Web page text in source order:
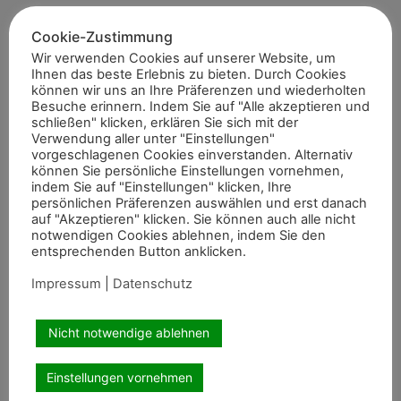
Artikel teilen
Empfohlene Artikel
Internationale Top-Platzierungen fürs
Rheinland
Auch abseits der großen Championate waren die Reiterinnen
Cookie-Zustimmung
Wir verwenden Cookies auf unserer Website, um
Ihnen das beste Erlebnis zu bieten. Durch Cookies
können wir uns an Ihre Präferenzen und wiederholten
Besuche erinnern. Indem Sie auf "Alle akzeptieren und
schließen" klicken, erklären Sie sich mit der
Verwendung aller unter "Einstellungen"
vorgeschlagenen Cookies einverstanden. Alternativ
können Sie persönliche Einstellungen vornehmen,
indem Sie auf "Einstellungen" klicken, Ihre
persönlichen Präferenzen auswählen und erst danach
auf "Akzeptieren" klicken. Sie können auch alle nicht
notwendigen Cookies ablehnen, indem Sie den
entsprechenden Button anklicken.
Impressum
Datenschutz
Nicht notwendige ablehnen
Einstellungen vornehmen